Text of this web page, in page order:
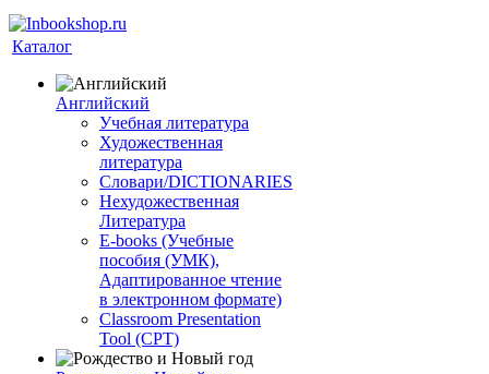
Каталог
Английский
Учебная литература
Художественная
литература
Словари/DICTIONARIES
Нехудожественная
Литература
E-books (Учебные
пособия (УМК),
Адаптированное чтение
в электронном формате)
Classroom Presentation
Tool (CPT)